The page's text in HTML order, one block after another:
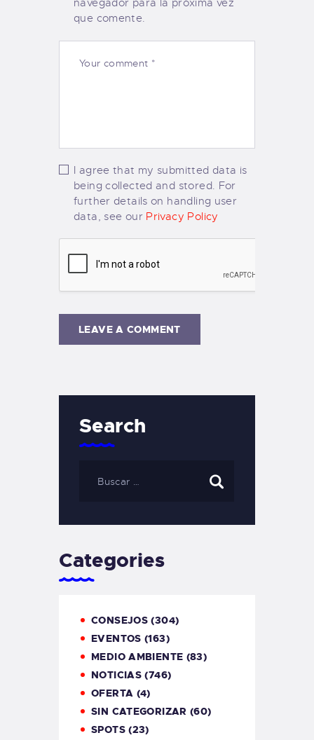
navegador para la próxima vez
que comente.
I agree that my submitted data is
being collected and stored. For
further details on handling user
data, see our Privacy Policy
Search
Categories
CONSEJOS (304)
EVENTOS (163)
MEDIO AMBIENTE (83)
NOTICIAS (746)
OFERTA (4)
SIN CATEGORIZAR (60)
SPOTS(23)